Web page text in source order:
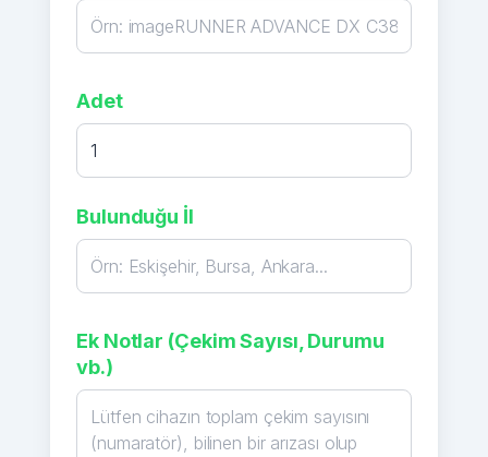
Adet
Bulunduğu İl
Ek Notlar (Çekim Sayısı, Durumu
vb.)